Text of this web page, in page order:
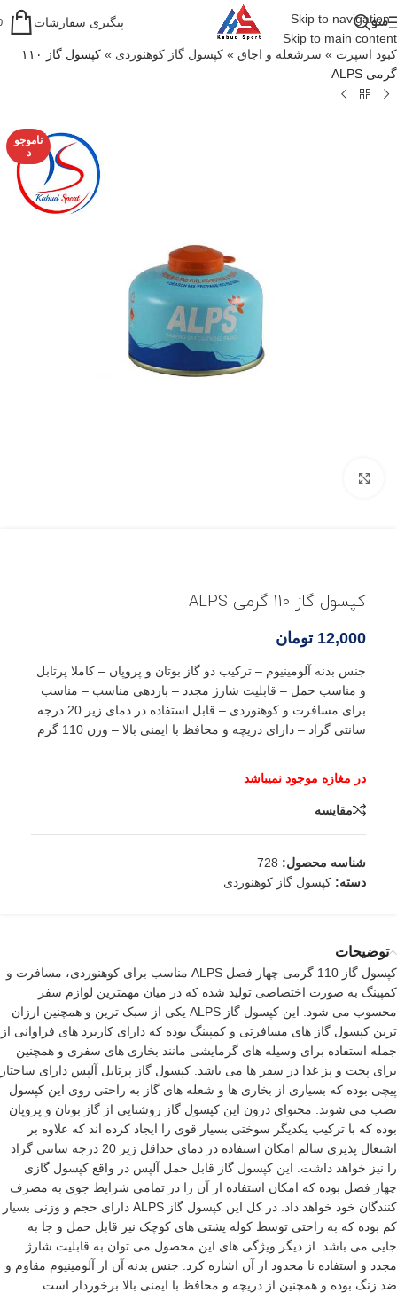
Skip to navigation
Skip to main content
منو پیگیری سفارشات
کبود اسپرت » سرشعله و اجاق » کپسول گاز کوهنوردی »
کپسول گاز ۱۱۰
گرمی ALPS
ناموجو
د
کپسول گاز 110 گرمی ALPS
12,000 تومان
جنس بدنه آلومینیوم – ترکیب دو گاز بوتان و پروپان – کاملا پرتابل
و مناسب حمل – قابلیت شارژ مجدد – بازدهی مناسب – مناسب
برای مسافرت و کوهنوردی – قابل استفاده در دمای زیر 20 درجه
سانتی گراد – دارای دریچه و محافظ با ایمنی بالا – وزن 110 گرم
مقایسه
شناسه محصول: 728
دسته: کپسول گاز کوهنوردی
توضیحات
کپسول گاز 110 گرمی چهار فصل ALPS مناسب برای کوهنوردی، مسافرت و
کمپینگ به صورت اختصاصی تولید شده که در میان مهمترین لوازم سفر
محسوب می شود. این کپسول گاز ALPS یکی از سبک ترین و همچنین ارزان
ترین کپسول گاز های مسافرتی و کمپینگ بوده که دارای کاربرد های فراوانی از
جمله استفاده برای وسیله های گرمایشی مانند بخاری های سفری و همچنین
برای پخت و پز غذا در سفر ها می باشد. کپسول گاز پرتابل آلپس دارای ساختار
پیچی بوده که بسیاری از بخاری ها و شعله های گاز به راحتی روی این کپسول
نصب می شوند. محتوای درون این کپسول گاز روشنایی از گاز بوتان و پروپان
بوده که با ترکیب یکدیگر سوختی بسیار قوی را ایجاد کرده اند که علاوه بر
اشتعال پذیری سالم امکان استفاده در دمای حداقل زیر 20 درجه سانتی گراد
را نیز خواهد داشت. این کپسول گاز قابل حمل آلپس در واقع کپسول گازی
چهار فصل بوده که امکان استفاده از آن را در تمامی شرایط جوی به مصرف
کنندگان خود خواهد داد. در کل این کپسول گاز ALPS دارای حجم و وزنی بسیار
کم بوده که به راحتی توسط کوله پشتی های کوچک نیز قابل حمل و جا به
جایی می باشد. از دیگر ویژگی های این محصول می توان به قابلیت شارژ
مجدد و استفاده نا محدود از آن اشاره کرد. جنس بدنه آن از آلومینیوم مقاوم و
ضد زنگ بوده و همچنین از دریچه و محافظ با ایمنی بالا برخوردار است.